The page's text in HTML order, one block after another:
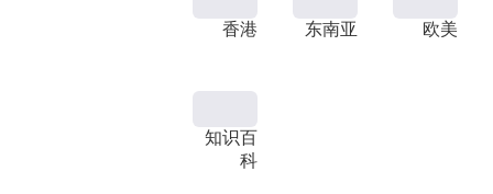
香港 东南亚 欧美
知识百
科